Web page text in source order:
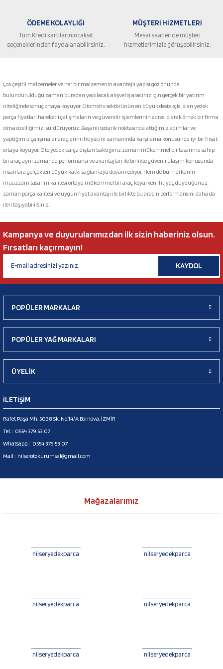
Gönder
ÖDEME KOLAYLIĞI
Tüm Kredi kartılarının taksit
seçeneklerinden faydalanabilirsiniz.
MÜŞTERİ HİZMETLERİ
Mesai saatleride müşteri
hizmetlerimizle görüşebilirsiniz.
Çok çeşitli malzemeler ve her bir malzemenin avantajlı yapısı göz önünde
bulundurulduğu zaman buradan yapılacak alışveriş aracınız için gerçek bir yatırım
niteliğinde sonuç ortaya koyuyor. Otomotiv sektörünün en büyük destekçisi olan yedek
parça fiyatları hareketli çalışmaların ve güvenilir işlemlerinin adresi olarak örnek bir firma
olma özelliğimizi sürdürüyoruz. Başarılı tedarik noktasında attığımız adımlar ve
yaptığımız çalışmalar araçlarını ihtiyacını zamanında karşılama konusunda iyi bir fırsat
ortaya koyuyor. Oto yedek parça dıştan baktığınız zaman mükemmel bir tasarıma sahip
bir araç aynı zamanda performansı ve avantajları ile birlikte güvenli ulaşım konusunda
insanlara gerçekten büyük katkı sağlamaya devam ediyor. Hem de bu markanın
muazzam tasarım kalitesi ortaya mükemmel bir araç koyarken ihtiyaç duyduğunuz
zaman parça kalitesi ve uygun fiyat avantajı ile birlikte bu aracın performansını daha da
ileri taşıyabilirsiniz.
Kampanya ve duyurularımızdan ilk sizin haberiniz olsun.
Fırsatları kaçırmayın!
KAYDOL
POPÜLER MARKALAR
POPÜLER YAĞ MARKALARI
ÜYELİK
İLETİŞİM
Rafet Paşa Mh. 5038 Sk. No:14/A Bornova, İZMİR
Tel. : 0554 379 53 07
Whatsapp. : 0554 379 53 07
Mail : nilserotokurumsal@gmail.com
Mağazalarımız
nilseryedekparca nilseryedekparca
nilseryedekparca nilseryedekparca
nilseryedekparca nilseryedekparca